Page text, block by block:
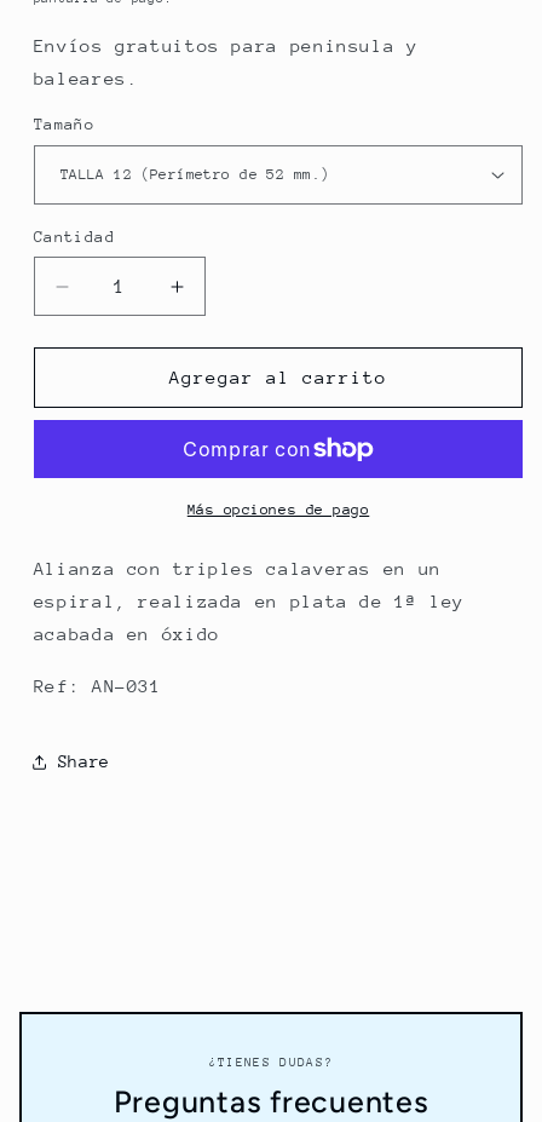
Envíos gratuitos para peninsula y
baleares.
Tamaño
Cantidad
Reducir
cantidad
para
Calaveras
Aumentar
cantidad
para
Alianza
Calaveras
Agregar al carrito
Más opciones de pago
Alianza con triples calaveras en un
espiral, realizada en plata de 1ª ley
acabada en óxido
Ref: AN-031
Share
¿TIENES DUDAS?
Preguntas frecuentes